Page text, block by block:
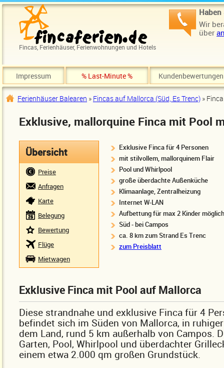
Direkt zum Inhalt
Haben
Wir
über
Fincas, Ferienhäuser, Ferienwohnungen und Hotels
Impressum % Last-Minute % Kundenbewertungen
Sie sind hier
Ferienhäuser Balearen » Fincas auf Mallorca (Süd, Es Trenc) »
Exklusive, mallorquine Finca mit Pool
Übersicht
Preise
Anfragen
Karte
Belegung
Bewertung
Flüge
Mietwagen
Exklusive Finca für 4 Personen
mit stilvollem, mallorquinem Flair
Pool und Whirlpool
große überdachte Außenküche
Klimaanlage, Zentralheizung
Internet W-LAN
Aufbettung für max 2 Kinder möglich
Süd - bei Campos
ca. 8 km zum Strand Es Trenc
zum Preisblatt
Exklusive Finca mit Pool auf Mallorca
Diese strandnahe und exklusive Finca für 4
befindet sich im Süden von Mallorca, in
dem Land, rund 5 km außerhalb von Campos.
Garten, Pool, Whirlpool und überdachter
einem etwa 2.000 qm großen Grundstück.